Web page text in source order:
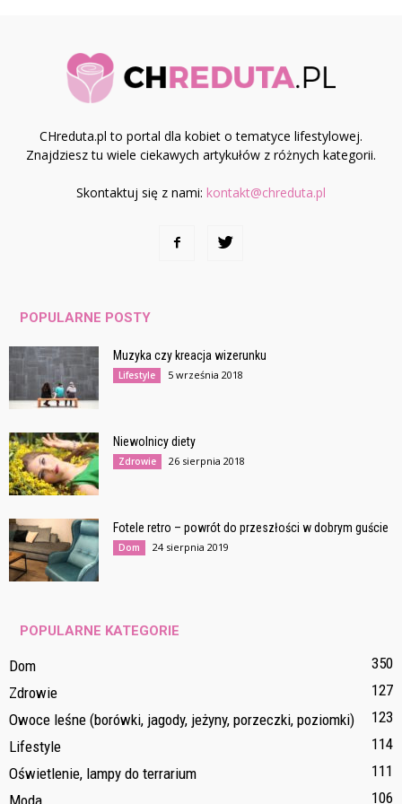
CHreduta.pl to portal dla kobiet o tematyce lifestylowej.
Znajdziesz tu wiele ciekawych artykułów z różnych kategorii.
Skontaktuj się z nami: kontakt@chreduta.pl
POPULARNE POSTY
Muzyka czy kreacja wizerunku
Lifestyle 5 września 2018
Niewolnicy diety
Zdrowie 26 sierpnia 2018
Fotele retro – powrót do przeszłości w dobrym guście
Dom 24 sierpnia 2019
POPULARNE KATEGORIE
Dom
350
Zdrowie
127
Owoce leśne (borówki, jagody, jeżyny, porzeczki, poziomki)
123
Lifestyle
114
Oświetlenie, lampy do terrarium
111
Moda
106